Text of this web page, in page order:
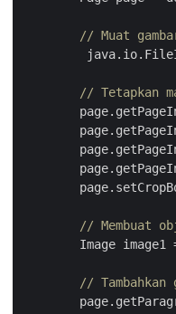
// Muat
// Tetapkan
// Membuat
Image image1
//